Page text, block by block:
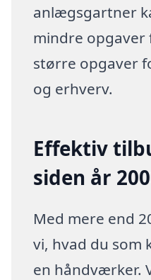
anlægsgartner
mindre opgaver
større opgaver
og erhverv.
Effektiv
siden år
Med mere end
vi, hvad du som
en håndværker.